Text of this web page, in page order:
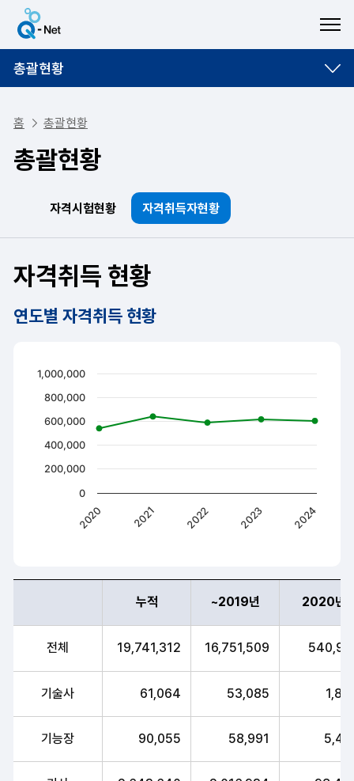
총괄현황
홈 총괄현황
총괄현황
자격시험현황 자격취득자현황
자격취득 현황
연도별 자격취득 현황
Chart
Line chart with 5 data points.
The chart has 1 X axis displaying values. Range: 2020
The chart has 1 Y axis displaying values. Data ranges
2020 2021 2022 2023 2024
0
200,000
400,000
600,000
800,000
1,000,000
누적 ~2019년 2020년
전체 19,741,312 16,751,509
기술사 61,064 53,085
기능장 90,055 58,991